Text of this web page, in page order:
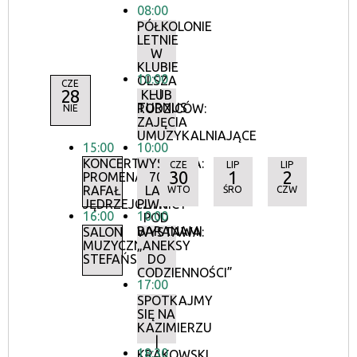
CZE
28
NIE
15:00
KONCERTY
PROMENADOWE:
RAFAŁ
JĘDRZEJCZYK
16:00
SALON
MUZYCZNY
STEFAŃSKICH
08:00
PÓŁKOLONIE
LETNIE
W
KLUBIE
OLSZA
– I
TURNUS
10:00
KLUB
RODZICÓW:
ZAJĘCIA
UMUZYKALNIAJĄCE
10:00
WYSTAWA:
70
LAT
PIWNICY
POD
BARANAMI
10:00
WYSTAWA:
„ANEKSY
DO
CODZIENNOŚCI”
17:00
SPOTKAJMY
SIĘ NA
KAZIMIERZU
|
18:30
CZE
30
WTO
LIP
1
ŚRO
LIP
2
CZW